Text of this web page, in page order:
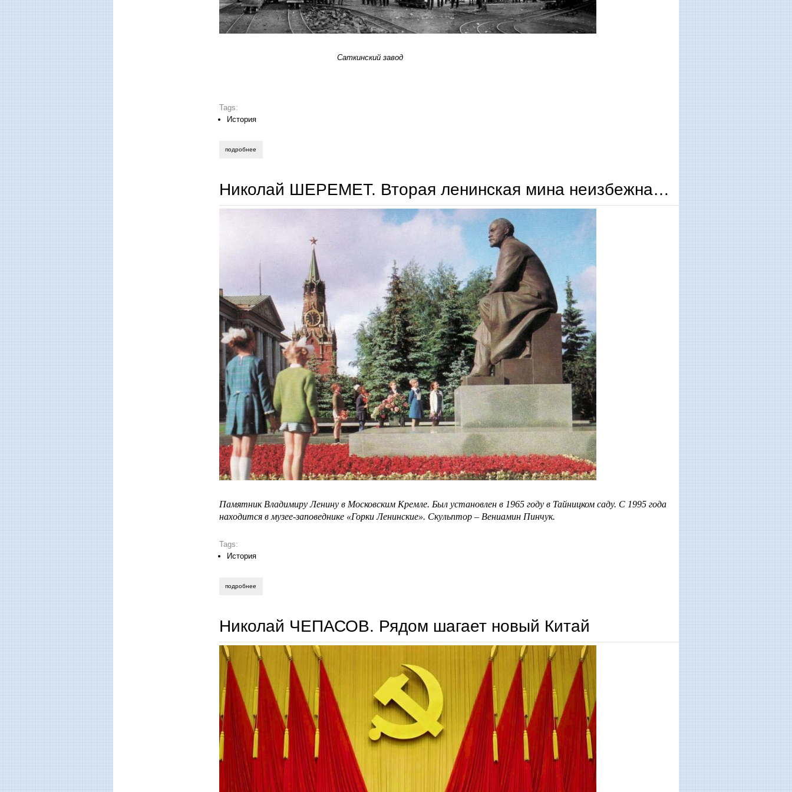
Саткинский завод
Tags:
История
подробнее
Николай ШЕРЕМЕТ. Вторая ленинская мина неизбежна…
Памятник Владимиру Ленину в Московским Кремле. Был установлен в 1965 году в Тайницком саду. С 1995 года
находится в музее-заповеднике «Горки Ленинские». Скульптор – Вениамин Пинчук.
Tags:
История
подробнее
Николай ЧЕПАСОВ. Рядом шагает новый Китай